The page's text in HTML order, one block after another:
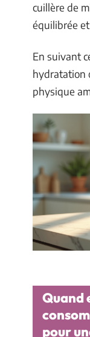
cuillère de
équilibrée
En suivant
hydratation
physique
Quand
pour